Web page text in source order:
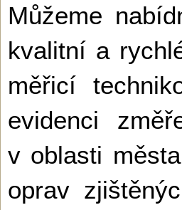
Můžeme
kvalitní a
měřicí
evidenci
v oblasti
oprav